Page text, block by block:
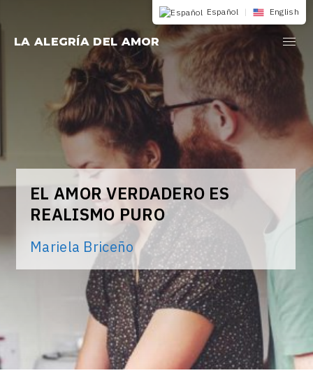
al
contenido
LA ALEGRÍA DEL AMOR
EL AMOR VERDADERO ES
REALISMO PURO
Mariela Briceño
Español | English